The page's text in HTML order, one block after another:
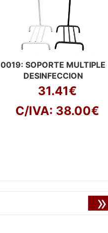
0019: SOPORTE MULTIPLE
DESINFECCION
31.41€
C/IVA: 38.00€
»